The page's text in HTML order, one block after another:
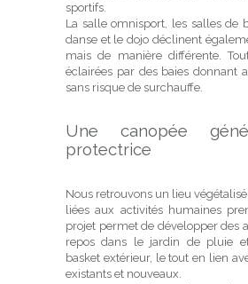
sportifs.
La salle omnisport, les salles de
danse et le dojo déclinent
mais de manière différente.
éclairées par des baies donnant
sans risque de surchauffe.
Une canopée
protectrice
Nous retrouvons un lieu
liées aux activités humaines
projet permet de développer des
repos dans le jardin de pluie
basket extérieur, le tout en lien
existants et nouveaux.